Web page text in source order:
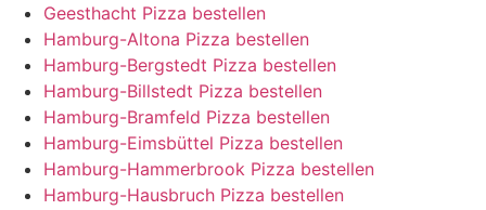
Geesthacht Pizza bestellen
Hamburg-Altona Pizza bestellen
Hamburg-Bergstedt Pizza bestellen
Hamburg-Billstedt Pizza bestellen
Hamburg-Bramfeld Pizza bestellen
Hamburg-Eimsbüttel Pizza bestellen
Hamburg-Hammerbrook Pizza bestellen
Hamburg-Hausbruch Pizza bestellen